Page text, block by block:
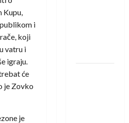
i
koji
vatru i
igraju.
će
je Zovko
je